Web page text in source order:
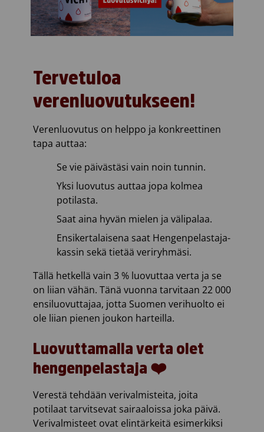
Tervetuloa
verenluovutukseen!
Verenluovutus on helppo ja konkreettinen
tapa auttaa:
Se vie päivästäsi vain noin tunnin.
Yksi luovutus auttaa jopa kolmea
potilasta.
Saat aina hyvän mielen ja välipalaa.
Ensikertalaisena saat Hengenpelastaja-
kassin sekä tietää veriryhmäsi.
Tällä hetkellä vain 3 % luovuttaa verta ja se
on liian vähän. Tänä vuonna tarvitaan 22 000
ensiluovuttajaa, jotta Suomen verihuolto ei
ole liian pienen joukon harteilla.
Luovuttamalla verta olet
hengenpelastaja ❤️
Verestä tehdään verivalmisteita, joita
potilaat tarvitsevat sairaaloissa joka päivä.
Verivalmisteet ovat elintärkeitä esimerkiksi